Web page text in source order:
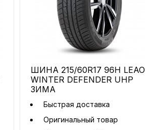
ШИНА 215/60R17 96H LEAO
WINTER DEFENDER UHP
ЗИМА
Быстрая доставка
Оригинальный товар